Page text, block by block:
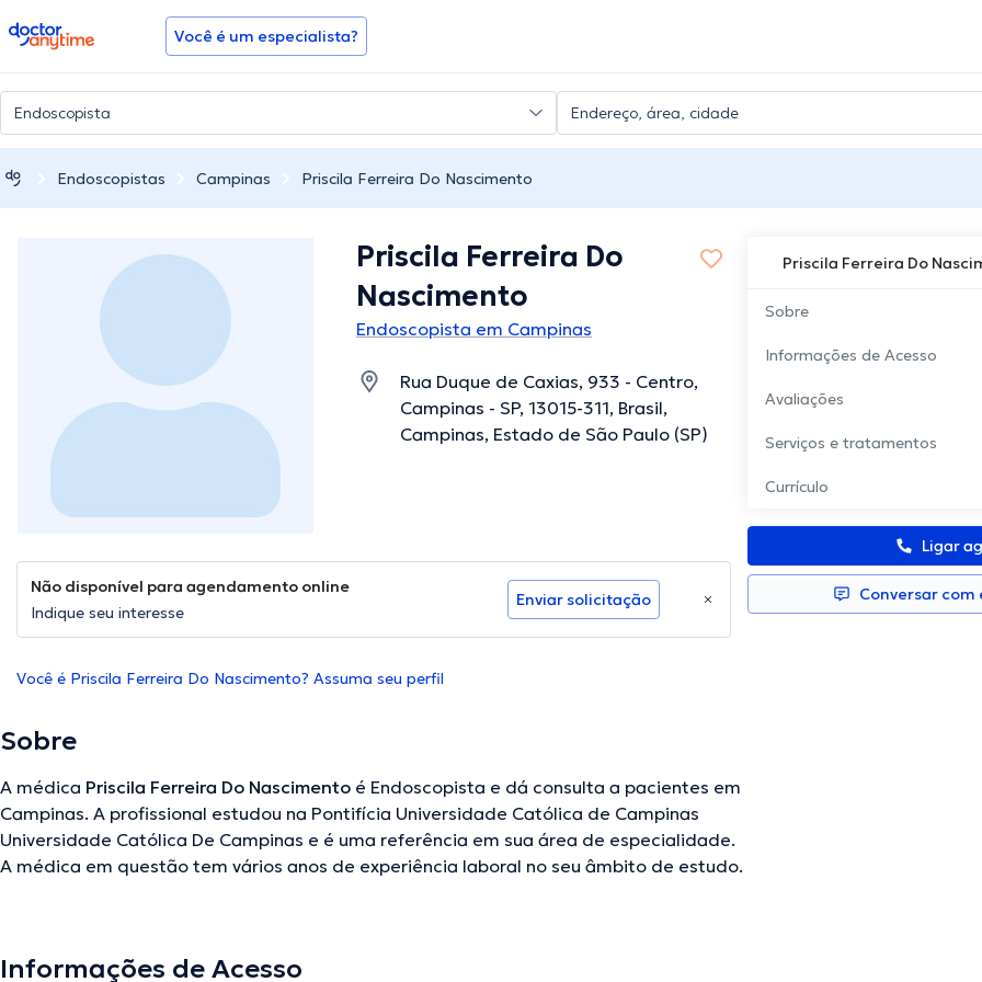
doctoranytime Você é um especialista?
Endoscopistas Campinas Priscila Ferreira Do Nascimento
Priscila Ferreira Do
Sobre
Informações de Acesso
Avaliações
Serviços e tratamentos
Currículo
Ligar
Conversar com
Priscila Ferreira Do
Nascimento
Endoscopista em Campinas
Rua Duque de Caxias, 933 - Centro,
Campinas - SP, 13015-311, Brasil,
Campinas, Estado de São Paulo (SP)
Não disponível para agendamento online
Indique seu interesse
Enviar solicitação
Você é Priscila Ferreira Do Nascimento? Assuma seu perfil
Sobre
A médica Priscila Ferreira Do Nascimento é Endoscopista e dá consulta a pacientes em
Campinas. A profissional estudou na Pontifícia Universidade Católica de Campinas
Universidade Católica De Campinas e é uma referência em sua área de especialidade.
A médica em questão tem vários anos de experiência laboral no seu âmbito de estudo.
publicações. Sua consulta, opcionalmente, pode ser realizada em Inglês.
Informações de Acesso